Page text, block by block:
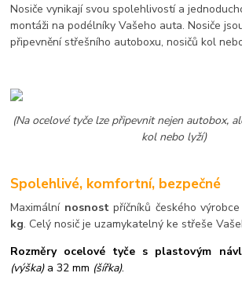
Nosiče vynikají svou spolehlivostí a
montáži na podélníky Vašeho auta. Nosiče
připevnění střešního autoboxu, nosičů kol
(Na ocelové tyče lze připevnit nejen autobox,
kol nebo lyží)
Spolehlivé, komfortní, bezpečné
Maximální nosnostpříčníků českého výrobce
kg. Celý nosič je uzamykatelný ke střeše
Rozměry ocelové tyče s plastovým
(výška)a 32 mm (šířka).